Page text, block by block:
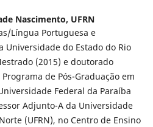
Nascimento, UFRN
Língua Portuguesa e
do Estado do Rio
(2015) e doutorado
de Pós-Graduação em
Federal da Paraíba
Adjunto-A da Universidade
(UFRN), no Centro de Ensino